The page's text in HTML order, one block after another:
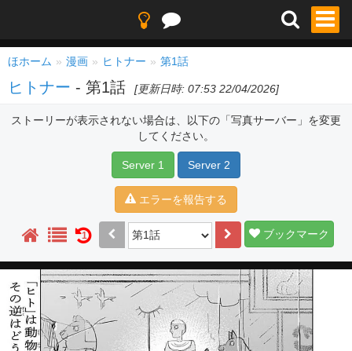
ほホーム 漫画 ヒトナー 第1話
ヒトナー - 第1話 [更新日時: 07:53 22/04/2026]
ストーリーが表示されない場合は、以下の「写真サーバー」を変更
してください。
Server 1 Server 2
エラーを報告する
1 ブックマーク